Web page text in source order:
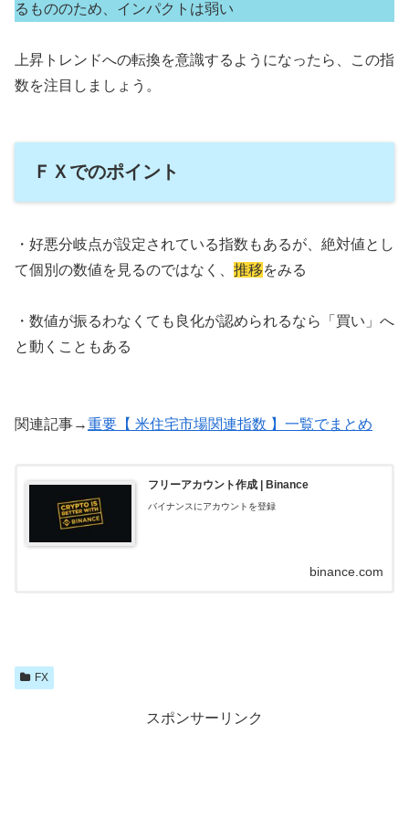
るもののため、インパクトは弱い
上昇トレンドへの転換を意識するようになったら、この指
数を注目しましょう。
ＦＸでのポイント
・好悪分岐点が設定されている指数もあるが、絶対値とし
て個別の数値を見るのではなく、 推移をみる
・数値が振るわなくても良化が認められるなら「買い」へ
と動くこともある
関連記事→重要【 米住宅市場関連指数 】一覧でまとめ
フリーアカウント作成 | Binance
バイナンスにアカウントを登録
binance.com
FX
スポンサーリンク